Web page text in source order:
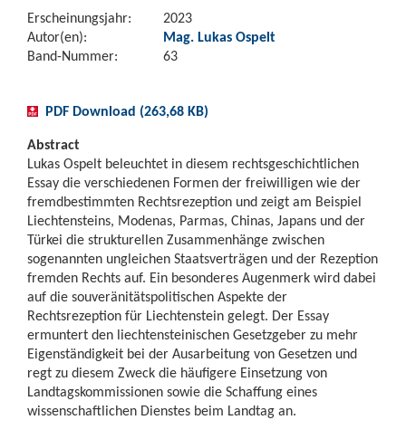
Erscheinungsjahr:
2023
Autor(en):
Mag. Lukas Ospelt
Band-Nummer:
63
PDF Download (263,68 KB)
Abstract
Lukas Ospelt beleuchtet in diesem rechtsgeschichtlichen
Essay die verschiedenen Formen der freiwilligen wie der
fremdbestimmten Rechtsrezeption und zeigt am Beispiel
Liechtensteins, Modenas, Parmas, Chinas, Japans und der
Türkei die strukturellen Zusammenhänge zwischen
sogenannten ungleichen Staatsverträgen und der Rezeption
fremden Rechts auf. Ein besonderes Augenmerk wird dabei
auf die souveränitätspolitischen Aspekte der
Rechtsrezeption für Liechtenstein gelegt. Der Essay
ermuntert den liechtensteinischen Gesetzgeber zu mehr
Eigenständigkeit bei der Ausarbeitung von Gesetzen und
regt zu diesem Zweck die häufigere Einsetzung von
Landtagskommissionen sowie die Schaffung eines
wissenschaftlichen Dienstes beim Landtag an.